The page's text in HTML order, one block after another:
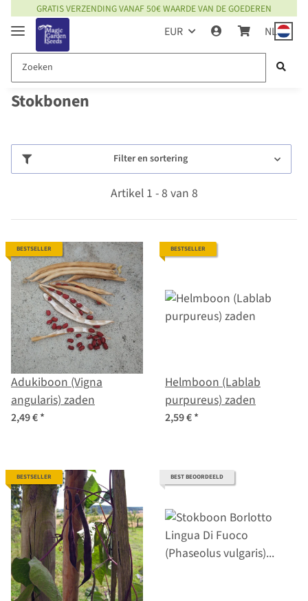
GRATIS VERZENDING VANAF 50€ WAARDE VAN DE GOEDEREN
EUR NL
Stokbonen
Filter en sortering
Artikel 1 - 8 van 8
BESTSELLER
Adukiboon (Vigna
angularis) zaden
2,49 €*
BESTSELLER
Helmboon (Lablab
purpureus) zaden
2,59 €*
BESTSELLER BEST BEOORDEELD